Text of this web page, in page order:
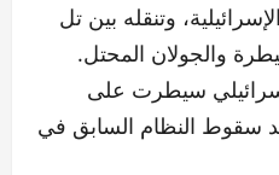
وتنقله بين تل
والجولان المحتل.
سيطرت على
سقوط النظام السابق في